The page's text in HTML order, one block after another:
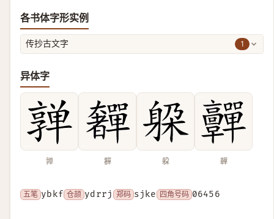
各书体字形实例
传抄古文字 1
异体字
亸 奲 躱 䯬
五笔 ybkf 仓颉 ydrrj 郑码 sjke 四角号码 06456